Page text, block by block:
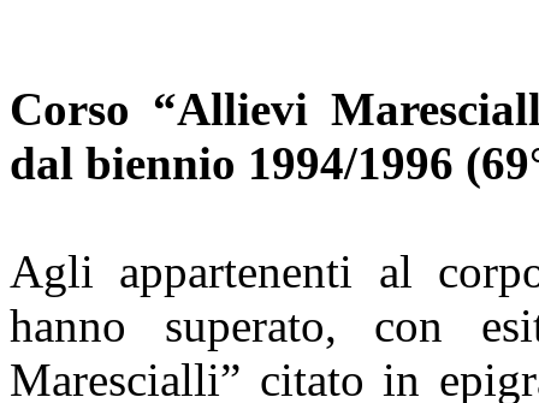
Corso “Allievi
dal biennio 1994/1996
Agli appartenenti al
hanno superato, con
Marescialli” citato in